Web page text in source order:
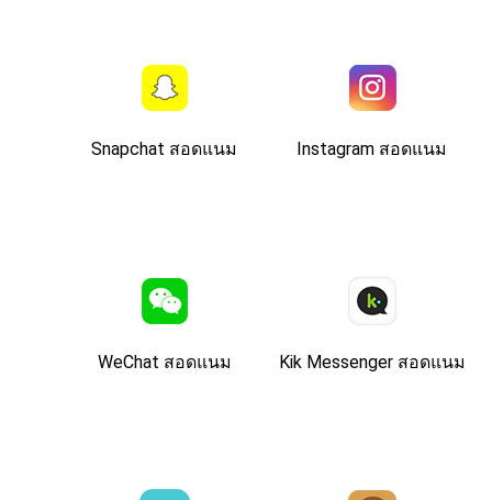
Snapchat สอดแนม Instagram สอดแนม
WeChat สอดแนม Kik Messenger สอดแนม